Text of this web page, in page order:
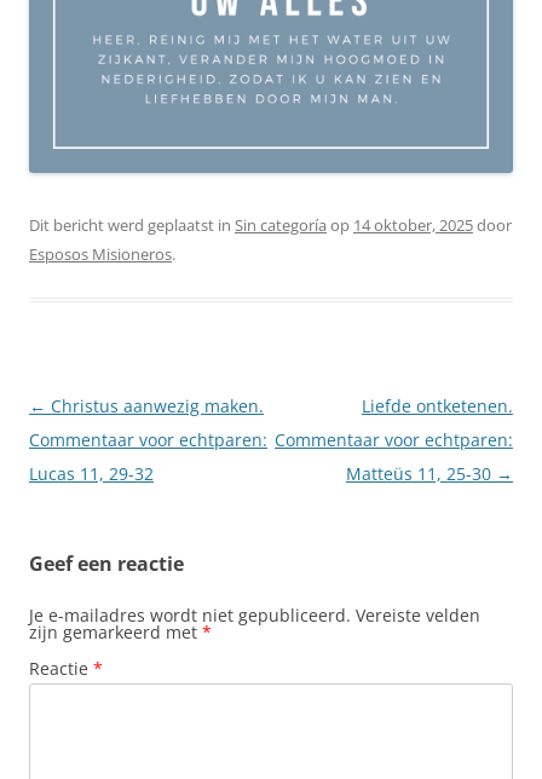
Dit bericht werd geplaatst in Sin categoría op 14 oktober, 2025door
Esposos Misioneros.
Berichtnavigatie
← Christus aanwezig maken.
Commentaar voor echtparen:
Lucas 11, 29-32
Liefde ontketenen.
Commentaar voor echtparen:
Matteüs 11, 25-30 →
Geef een reactie
Je e-mailadres wordt niet gepubliceerd. Vereiste velden
zijn gemarkeerd met *
Reactie *